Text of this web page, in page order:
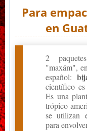
Para
en
2
"maxám",
español:
científico
Es una
trópico
se utilizan
para